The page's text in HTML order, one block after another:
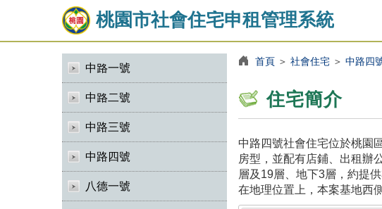
桃園市社會住宅申租管理系統
中路一號
中路二號
中路三號
中路四號
八德一號
首頁＞ 社會住宅＞ 中路四
住宅簡介
中路四號社會住宅位於桃園
房型，並配有店鋪、出租辦
層及19層、地下3層，約提供
在地理位置上，本案基地西